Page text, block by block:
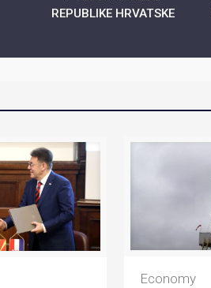
REPUBLIKE HRVATSKE
Economy